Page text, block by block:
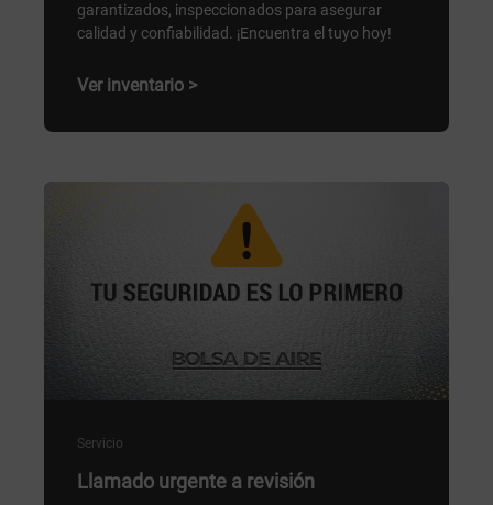
garantizados, inspeccionados para asegurar
calidad y confiabilidad. ¡Encuentra el tuyo hoy!
Ver inventario >
Servicio
Llamado urgente a revisión